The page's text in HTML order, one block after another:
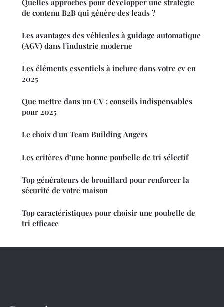
Quelles approches pour développer une stratégie
de contenu B2B qui génère des leads ?
Les avantages des véhicules à guidage automatique
(AGV) dans l'industrie moderne
Les éléments essentiels à inclure dans votre cv en
2025
Que mettre dans un CV : conseils indispensables
pour 2025
Le choix d'un Team Building Angers
Les critères d’une bonne poubelle de tri sélectif
Top générateurs de brouillard pour renforcer la
sécurité de votre maison
Top caractéristiques pour choisir une poubelle de
tri efficace